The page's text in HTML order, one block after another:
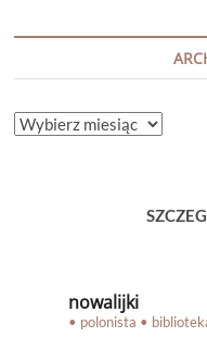
ARCHIWUM
nowalijki
• polonista •